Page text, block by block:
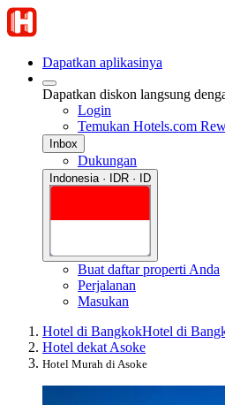
Dapatkan aplikasinya
Dapatkan diskon langsung
Login
Temukan Hotels.com
Inbox
Dukungan
Indonesia · IDR · ID
Buat daftar properti Anda
Perjalanan
Masukan
Hotel di BangkokHotel di
Hotel dekat Asoke
Hotel Murah di Asoke